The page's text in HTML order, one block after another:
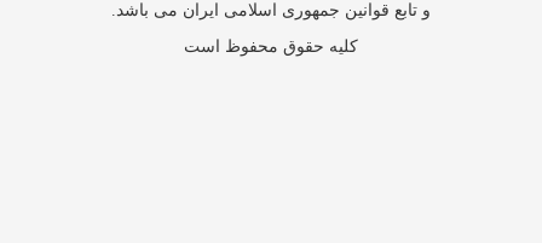
و تابع قوانین جمهوری اسلامی ایران می باشد.
کلیه حقوق محفوظ است